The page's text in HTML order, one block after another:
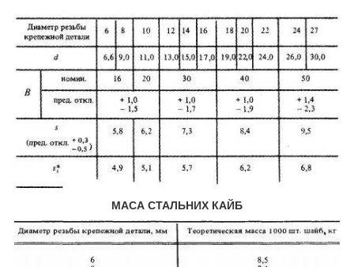
МАСА СТАЛЬНИХ КАЙБ